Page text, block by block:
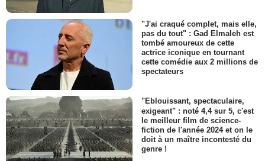
"J'ai craqué complet, mais elle,
pas du tout" : Gad Elmaleh est
tombé amoureux de cette
actrice iconique en tournant
cette comédie aux 2 millions de
spectateurs
"Eblouissant, spectaculaire,
exigeant" : noté 4,4 sur 5, c'est
le meilleur film de science-
fiction de l'année 2024 et on le
doit à un maître incontesté du
genre !